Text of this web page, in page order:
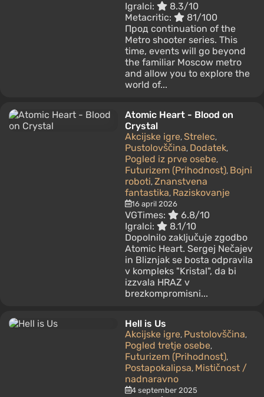
Igralci:
8.3/10
Metacritic:
81/100
Прод continuation of the
Metro shooter series. This
time, events will go beyond
the familiar Moscow metro
and allow you to explore the
world of...
Atomic Heart - Blood on
Crystal
Akcijske igre, Strelec,
Pustolovščina, Dodatek,
Pogled iz prve osebe,
Futurizem (Prihodnost), Bojni
roboti, Znanstvena
fantastika, Raziskovanje
16 april 2026
VGTimes:
6.8/10
Igralci:
8.1/10
Dopolnilo zaključuje zgodbo
Atomic Heart. Sergej Nečajev
in Bliznjak se bosta odpravila
v kompleks "Kristal", da bi
izzvala HRAZ v
brezkompromisni...
Hell is Us
Akcijske igre, Pustolovščina,
Pogled tretje osebe,
Futurizem (Prihodnost),
Postapokalipsa, Mističnost /
nadnaravno
4 september 2025